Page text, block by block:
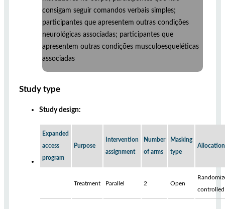
consigam seguir comandos verbais simples;
participantes que apresentem outras condições
neurológicas associadas; participantes que
apresentem outras condições musculoesqueléticas
associadas
Study type
Study design:
Expanded
access
program
Purpose
Intervention
assignment
Number
of arms
Masking
type
Allocation
Treatment Parallel 2 Open
controlled